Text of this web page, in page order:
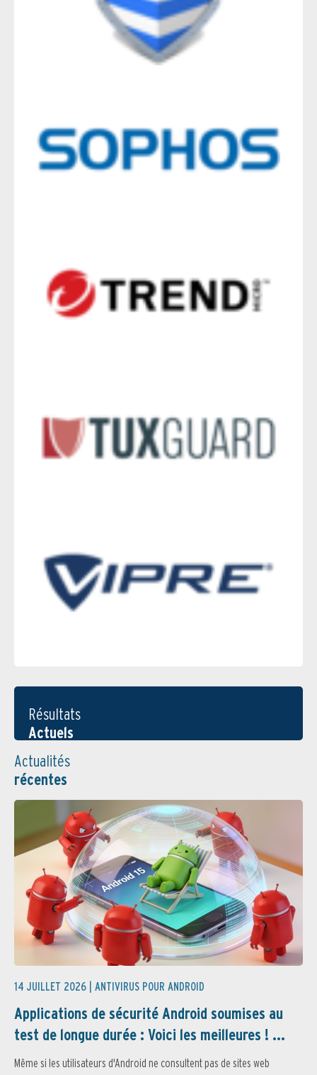
Résultats
Actuels
Actualités
récentes
14 JUILLET 2026 | ANTIVIRUS POUR ANDROID
Applications de sécurité Android soumises au
test de longue durée : Voici les meilleures ! ...
Même si les utilisateurs d'Android ne consultent pas de sites web